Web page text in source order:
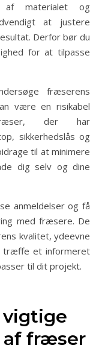
af materialet og
at justere
Derfor bør du
for at tilpasse
fræserens
være en risikabel
der har
sikkerhedslås og
til at minimere
dig selv og dine
anmeldelser og få
med fræsere. De
kvalitet, ydeevne
træffe et informeret
til dit projekt.
af fræser